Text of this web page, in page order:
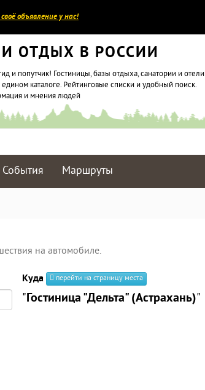
объявление у нас!
ОТДЫХ В РОССИИ
и попутчик! Гостиницы, базы отдыха, санатории и отели
каталоге. Рейтинговые списки и удобный поиск.
и мнения людей
События Маршруты
на автомобиле.
Куда перейти на страницу места
"Гостиница "Дельта" (Астрахань)"